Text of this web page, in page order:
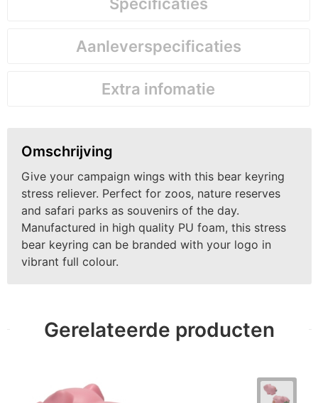
Aanleverspecificaties
Extra infomatie
Omschrijving
Give your campaign wings with this bear keyring
stress reliever. Perfect for zoos, nature reserves
and safari parks as souvenirs of the day.
Manufactured in high quality PU foam, this stress
bear keyring can be branded with your logo in
vibrant full colour.
Gerelateerde producten